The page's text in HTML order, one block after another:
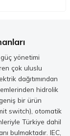
yönetimi
çok uluslu
dağıtımından
hidrolik
bir ürün
switch), otomatik
Türkiye dahil
bulmaktadır. IEC,